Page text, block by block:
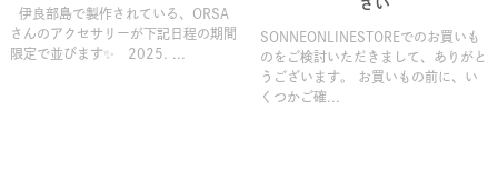
伊良部島で製作されている、ORSA
さんのアクセサリーが下記日程の期間
限定で並びます✨ 2025. ...
さい
SONNEONLINESTOREでのお買いも
のをご検討いただきまして、ありがと
うございます。 お買いもの前に、い
くつかご確...